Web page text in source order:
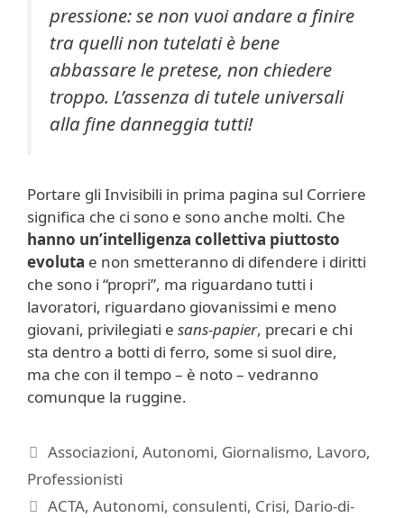
pressione: se non vuoi andare a finire
tra quelli non tutelati è bene
abbassare le pretese, non chiedere
troppo. L’assenza di tutele universali
alla fine danneggia tutti!
Portare gli Invisibili in prima pagina sul Corriere
significa che ci sono e sono anche molti. Che
hanno un’intelligenza collettiva piuttosto
evoluta e non smetteranno di difendere i diritti
che sono i “propri”, ma riguardano tutti i
lavoratori, riguardano giovanissimi e meno
giovani, privilegiati e sans-papier, precari e chi
sta dentro a botti di ferro, some si suol dire,
ma che con il tempo – è noto – vedranno
comunque la ruggine.
Categorie
Associazioni,Autonomi, Giornalismo, Lavoro,
Professionisti
Tag
ACTA,Autonomi, consulenti, Crisi, Dario-di-